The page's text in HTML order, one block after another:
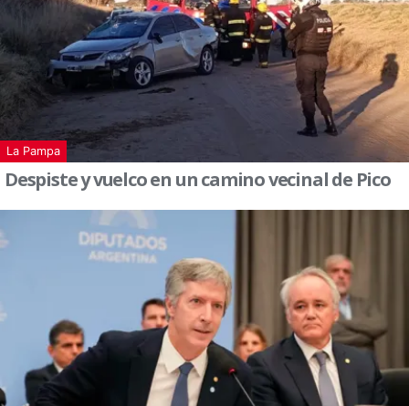
La Pampa
Despiste y vuelco en un camino vecinal de Pico